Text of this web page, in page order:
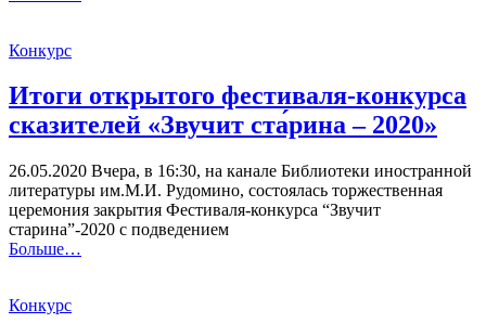
Конкурс
Итоги открытого фестиваля-конкурса
сказителей «Звучит ста́рина – 2020»
26.05.2020 Вчера, в 16:30, на канале Библиотеки иностранной
литературы им.М.И. Рудомино, состоялась торжественная
церемония закрытия Фестиваля-конкурса “Звучит
старина”-2020 с подведением
Больше…
Конкурс